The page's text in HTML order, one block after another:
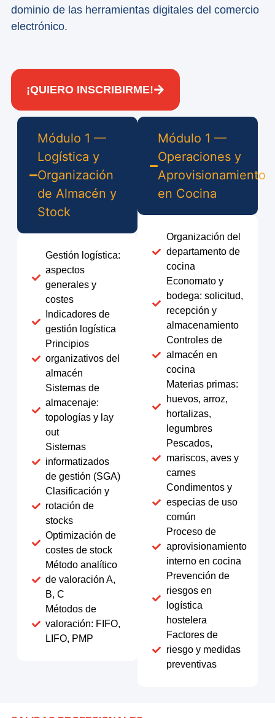
dominio de las herramientas digitales del comercio
electrónico.
¡QUIERO INSCRIBIRME!
Módulo 1 —
Logística y
Organización
de Almacén y
Stock
Gestión logística:
aspectos
generales y
costes
Indicadores de
gestión logística
Principios
organizativos del
almacén
Sistemas de
almacenaje:
topologías y lay
out
Sistemas
informatizados
de gestión (SGA)
Clasificación y
rotación de
stocks
Optimización de
costes de stock
Método analítico
de valoración A,
B, C
Métodos de
valoración: FIFO,
LIFO, PMP
Módulo 1 —
Operaciones y
Aprovisionamiento
en Cocina
Organización del
departamento de
cocina
Economato y
bodega: solicitud,
recepción y
almacenamiento
Controles de
almacén en
cocina
Materias primas:
huevos, arroz,
hortalizas,
legumbres
Pescados,
mariscos, aves y
carnes
Condimentos y
especias de uso
común
Proceso de
aprovisionamiento
interno en cocina
Prevención de
riesgos en
logística
hostelera
Factores de
riesgo y medidas
preventivas